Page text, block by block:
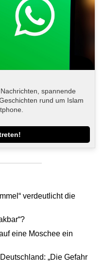
spannende
rund um Islam
verdeutlicht die
eine Moschee ein
„Die Gefahr